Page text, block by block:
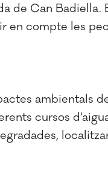
de Can
en compte les
ambientals
cursos